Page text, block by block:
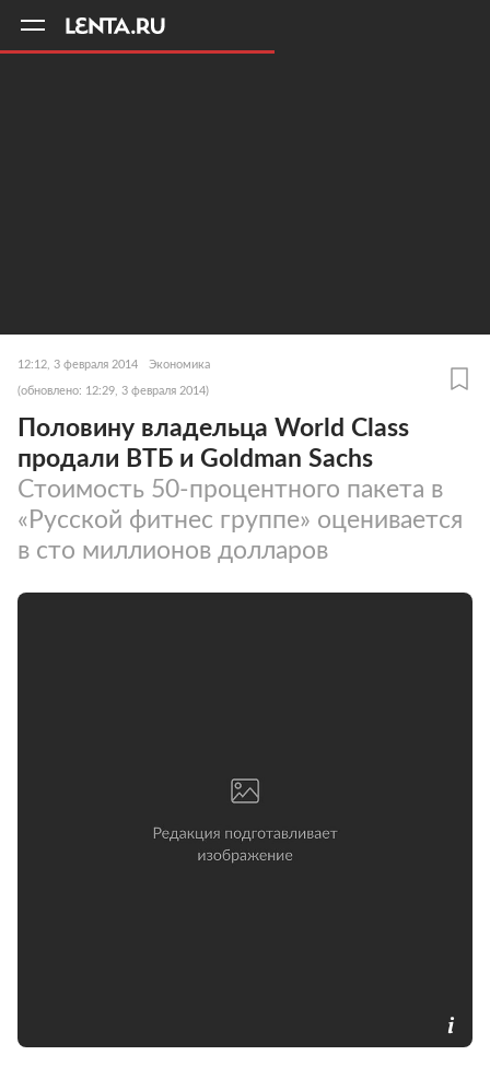
12:12, 3 февраля 2014 Экономика
(обновлено: 12:29, 3 февраля 2014)
Половину владельца World Class
продали ВТБ и Goldman Sachs
Стоимость 50-процентного пакета в
«Русской фитнес группе» оценивается
в сто миллионов долларов